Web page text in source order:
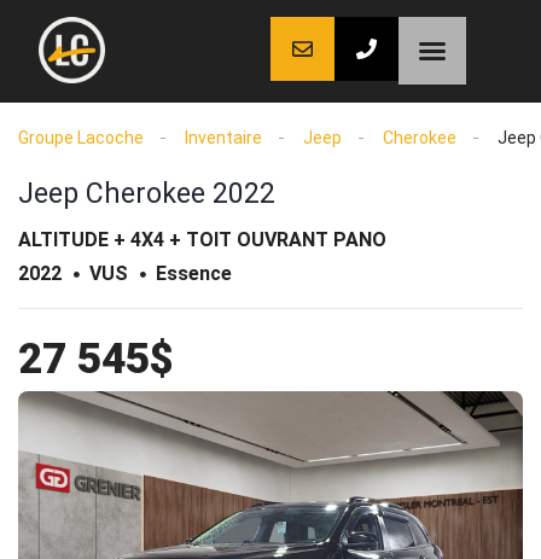
Groupe Lacoche Inventaire Jeep Cherokee Jeep
Jeep Cherokee 2022
ALTITUDE + 4X4 + TOIT OUVRANT PANO
2022
VUS Essence
27 545$